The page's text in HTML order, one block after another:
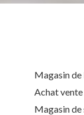
Magasin
Achat
Magasin de